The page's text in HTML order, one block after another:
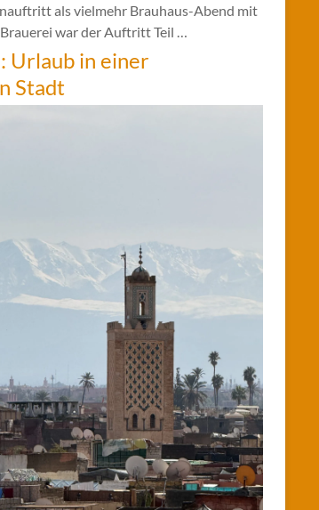
als vielmehr Brauhaus-Abend mit
war der Auftritt Teil …
Urlaub in einer
Stadt